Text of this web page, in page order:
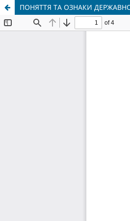
ПОНЯТТЯ ТА ОЗНАКИ